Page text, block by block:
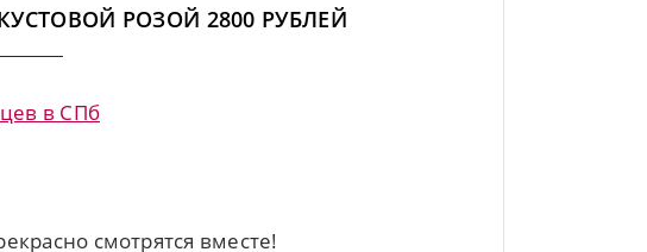
РОЗОЙ 2800 РУБЛЕЙ
в СПб
смотрятся вместе!